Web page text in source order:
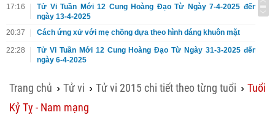
17:16
Tử Vi Tuần Mới 12 Cung Hoàng Đạo Từ Ngày 7-4-2025 đến
ngày 13-4-2025
20:37
Cách ứng xử với mẹ chồng dựa theo hình dáng khuôn mặt
22:28
Tử Vi Tuần Mới 12 Cung Hoàng Đạo Từ Ngày 31-3-2025 đến
ngày 6-4-2025
Trang chủ › Tử vi › Tử vi 2015 chi tiết theo từng tuổi › Tuổi
Kỷ Tỵ - Nam mạng